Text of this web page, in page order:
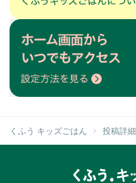
くふう キッズごはん 投稿詳細